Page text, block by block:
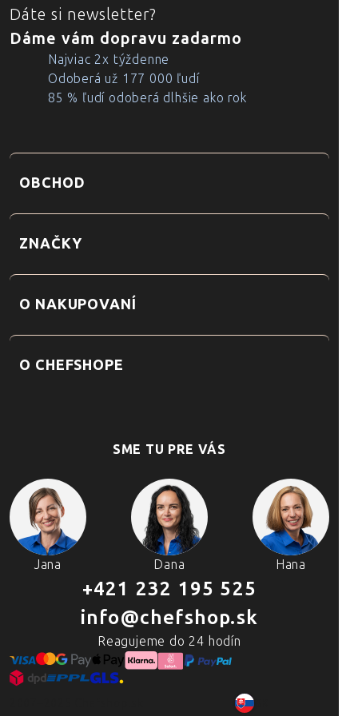
Dáte si newsletter?
Dáme vám dopravu zadarmo
Najviac 2x týždenne
Odoberá už 177 000 ľudí
85 % ľudí odoberá dlhšie ako rok
OBCHOD
ZNAČKY
O NAKUPOVANÍ
O CHEFSHOPE
SME TU PRE VÁS
Jana Dana Hana
+421 232 195 525
info@chefshop.sk
Reagujeme do 24 hodín